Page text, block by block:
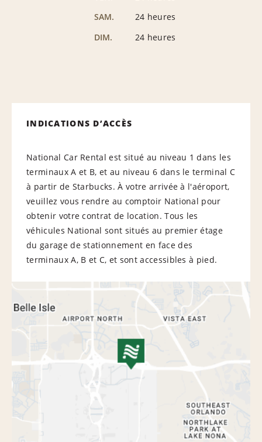
SAM.
24 heures
DIM.
24 heures
INDICATIONS D’ACCÈS
National Car Rental est situé au niveau 1 dans les
terminaux A et B, et au niveau 6 dans le terminal C
à partir de Starbucks. À votre arrivée à l'aéroport,
veuillez vous rendre au comptoir National pour
obtenir votre contrat de location. Tous les
véhicules National sont situés au premier étage
du garage de stationnement en face des
terminaux A, B et C, et sont accessibles à pied.